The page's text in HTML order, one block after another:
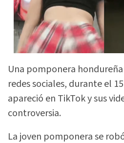
Una pomponera
redes sociales, durante el
apareció en TikTok y sus
controversia.
La joven pomponera se